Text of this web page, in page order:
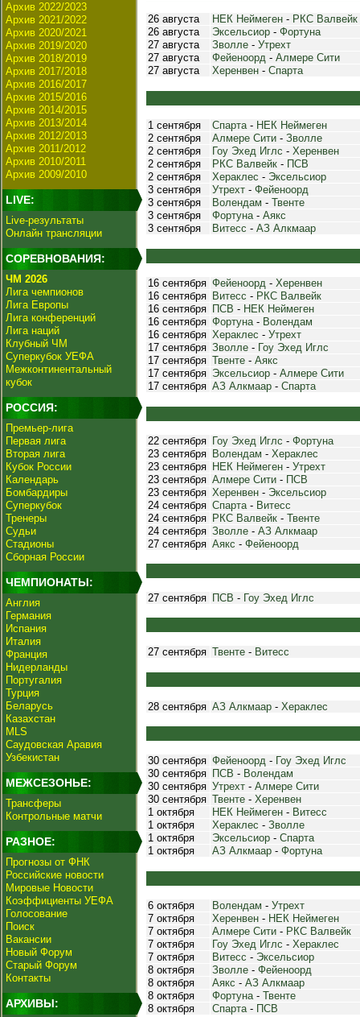
Архив 2022/2023
Архив 2021/2022
Архив 2020/2021
Архив 2019/2020
Архив 2018/2019
Архив 2017/2018
Архив 2016/2017
Архив 2015/2016
Архив 2014/2015
Архив 2013/2014
Архив 2012/2013
Архив 2011/2012
Архив 2010/2011
Архив 2009/2010
LIVE:
Live-результаты
Онлайн трансляции
СОРЕВНОВАНИЯ:
ЧМ 2026
Лига чемпионов
Лига Европы
Лига конференций
Лига наций
Клубный ЧМ
Суперкубок УЕФА
Межконтинентальный
кубок
РОССИЯ:
Премьер-лига
Первая лига
Вторая лига
Кубок России
Календарь
Бомбардиры
Суперкубок
Тренеры
Судьи
Стадионы
Сборная России
ЧЕМПИОНАТЫ:
Англия
Германия
Испания
Италия
Франция
Нидерланды
Португалия
Турция
Беларусь
Казахстан
MLS
Саудовская Аравия
Узбекистан
МЕЖСЕЗОНЬЕ:
Трансферы
Контрольные матчи
РАЗНОЕ:
Прогнозы от ФНК
Российские новости
Мировые Новости
Коэффициенты УЕФА
Голосование
Поиск
Вакансии
Новый Форум
Старый Форум
Контакты
АРХИВЫ:
26 августа НЕК Неймеген - РКС Валвейк
26 августа
Эксельсиор - Фортуна
27 августа
Зволле - Утрехт
27 августа
Фейеноорд - Алмере Сити
27 августа
Херенвен - Спарта
1 сентября Спарта- НЕК Неймеген
2 сентября
Алмере Сити - Зволле
2 сентября
Гоу Эхед Иглс - Херенвен
2 сентября
РКС Валвейк - ПСВ
2 сентября
Хераклес - Эксельсиор
3 сентября
Утрехт - Фейеноорд
3 сентября
Волендам - Твенте
3 сентября
Фортуна- Аякс
3 сентября
Витесс - АЗ Алкмаар
16 сентября Фейеноорд - Херенвен
16 сентября Витесс - РКС Валвейк
16 сентября ПСВ - НЕК Неймеген
16 сентября Фортуна- Волендам
16 сентября Хераклес - Утрехт
17 сентября Зволле - Гоу Эхед Иглс
17 сентября Твенте - Аякс
17 сентября Эксельсиор - Алмере Сити
17 сентября АЗ Алкмаар - Спарта
22 сентября Гоу Эхед Иглс - Фортуна
23 сентября Волендам - Хераклес
23 сентября НЕК Неймеген - Утрехт
23 сентября Алмере Сити - ПСВ
23 сентября Херенвен - Эксельсиор
24 сентября Спарта- Витесс
24 сентября РКС Валвейк - Твенте
24 сентября Зволле - АЗ Алкмаар
27 сентября Аякс - Фейеноорд
27 сентября ПСВ - Гоу Эхед Иглс
27 сентября Твенте - Витесс
28 сентября АЗ Алкмаар - Хераклес
30 сентября Фейеноорд - Гоу Эхед Иглс
30 сентября ПСВ - Волендам
30 сентября Утрехт - Алмере Сити
30 сентября Твенте - Херенвен
1 октября
НЕК Неймеген - Витесс
1 октября
Хераклес - Зволле
1 октября
Эксельсиор - Спарта
1 октября
АЗ Алкмаар - Фортуна
6 октября Волендам - Утрехт
7 октября
Херенвен - НЕК Неймеген
7 октября
Алмере Сити - РКС Валвейк
7 октября
Гоу Эхед Иглс - Хераклес
7 октября
Витесс - Эксельсиор
8 октября
Зволле - Фейеноорд
8 октября
Аякс - АЗ Алкмаар
8 октября
Фортуна- Твенте
8 октября
Спарта- ПСВ